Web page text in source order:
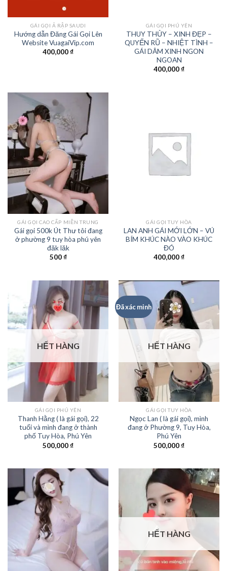
GÁI GỌI Ả RẬP SAUDI
Hướng dẫn Đăng Gái Gọi Lên
Website VuagaiVip.com
400,000₫
GÁI GỌI PHÚ YÊN
THUY THỦY – XINH ĐẸP –
QUYẾN RŨ – NHIỆT TÌNH –
GÁI DÂM XINH NGON
NGOAN
400,000₫
GÁI GỌI CAO CẤP MIỀN TRUNG
Gái gọi 500k Út Thư tôi đang
ở phường 9 tuy hòa phú yên
đăk lăk
500₫
GÁI GỌI TUY HÒA
LAN ANH GÁI MỚI LỚN – VÚ
BÍM KHÚC NÀO VÀO KHÚC
ĐÓ
400,000₫
HẾT HÀNG
GÁI GỌI PHÚ YÊN
Thanh Hằng ( là gái gọi), 22
tuổi và mình đang ở thành
phố Tuy Hòa, Phú Yên
500,000₫
Đã xác minh
HẾT HÀNG
GÁI GỌI TUY HÒA
Ngọc Lan ( là gái gọi), mình
đang ở Phường 9, Tuy Hòa,
Phú Yên
500,000₫
HẾT HÀNG